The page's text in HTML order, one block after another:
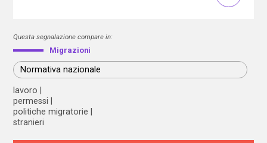
Questa segnalazione compare in:
Migrazioni
Normativa nazionale
lavoro
permessi
politiche migratorie
stranieri